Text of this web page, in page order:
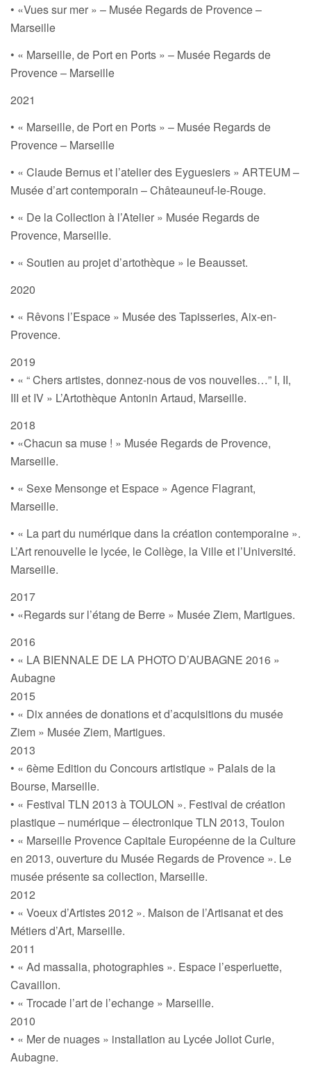
• «Vues sur mer » – Musée Regards de Provence –
Marseille
• « Marseille, de Port en Ports » – Musée Regards de
Provence – Marseille
2021
• « Marseille, de Port en Ports » – Musée Regards de
Provence – Marseille
• « Claude Bernus et l’atelier des Eyguesiers » ARTEUM –
Musée d’art contemporain – Châteauneuf-le-Rouge.
• « De la Collection à l’Atelier » Musée Regards de
Provence, Marseille.
• « Soutien au projet d’artothèque » le Beausset.
2020
• « Rêvons l’Espace » Musée des Tapisseries, Aix-en-
Provence.
2019
• « “ Chers artistes, donnez-nous de vos nouvelles…” I, II,
III et IV » L’Artothèque Antonin Artaud, Marseille.
2018
• «Chacun sa muse ! » Musée Regards de Provence,
Marseille.
• « Sexe Mensonge et Espace » Agence Flagrant,
Marseille.
• « La part du numérique dans la création contemporaine ».
L’Art renouvelle le lycée, le Collège, la Ville et l’Université.
Marseille.
2017
• «Regards sur l’étang de Berre » Musée Ziem, Martigues.
2016
• « LA BIENNALE DE LA PHOTO D’AUBAGNE 2016 »
Aubagne
2015
• « Dix années de donations et d’acquisitions du musée
Ziem » Musée Ziem, Martigues.
2013
• « 6ème Edition du Concours artistique » Palais de la
Bourse, Marseille.
• « Festival TLN 2013 à TOULON ». Festival de création
plastique – numérique – électronique TLN 2013, Toulon
• « Marseille Provence Capitale Européenne de la Culture
en 2013, ouverture du Musée Regards de Provence ». Le
musée présente sa collection, Marseille.
2012
• « Voeux d’Artistes 2012 ». Maison de l’Artisanat et des
Métiers d’Art, Marseille.
2011
• « Ad massalia, photographies ». Espace l’esperluette,
Cavaillon.
• « Trocade l’art de l’echange » Marseille.
2010
• « Mer de nuages » installation au Lycée Joliot Curie,
Aubagne.